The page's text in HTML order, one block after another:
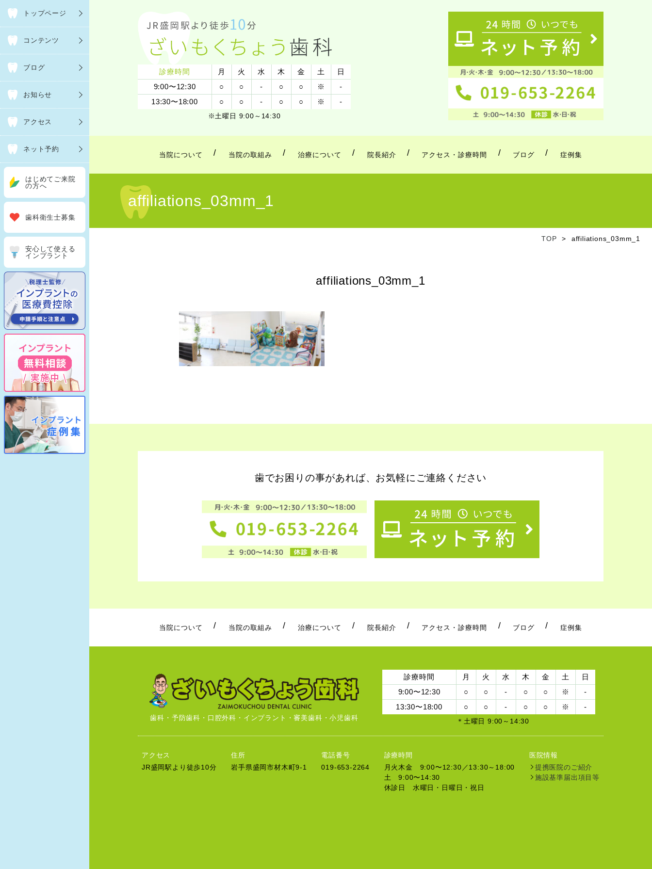
診療時間 月 火 水 木 金 土
日
9:00〜12:30
○ ○ - ○ ○ ※
-
13:30〜18:00
○ ○ - ○ ○ ※ -
※土曜日 9:00～14:30
当院について 当院の取組み 治療について 院長紹介 アクセス・診療時間 ブログ 症例集
トップページ
コンテンツ
ブログ
お知らせ
アクセス
ネット予約
はじめてご来院
の方へ
歯科衛生士募集
安心して使える
インプラント
affiliations_03mm_1
TOP affiliations_03mm_1
affiliations_03mm_1
歯でお困りの事があれば、お気軽にご連絡ください
当院について 当院の取組み 治療について 院長紹介 アクセス・診療時間 ブログ 症例集
歯科・予防歯科・口腔外科・インプラント・審美歯科・小児歯科
診療時間 月 火 水 木 金 土
日
9:00〜12:30
○ ○ - ○ ○ ※
-
13:30〜18:00
○ ○ - ○ ○ ※ -
＊土曜日 9:00～14:30
アクセス
JR盛岡駅より徒歩10分
住所
岩手県盛岡市材木町9-1
電話番号
019-653-2264
診療時間
月火木金 9:00〜12:30／13:30～18:00
土 9:00〜14:30
休診日 水曜日・日曜日・祝日
医院情報
提携医院のご紹介
施設基準届出項目等